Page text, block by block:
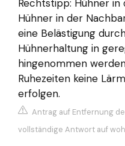
Rechtstipp: Hühner
Hühner in der
eine Belästigung
Hühnerhaltung in
hingenommen
Ruhezeiten keine
erfolgen.
Antrag auf Entfernung
vollständige Antwort auf